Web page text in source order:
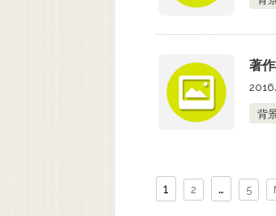
著
背
1 2 … 5